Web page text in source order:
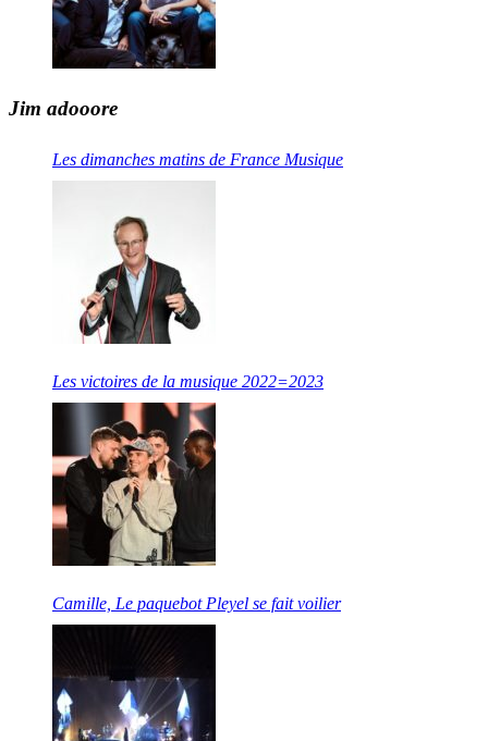
Jim adooore
Les dimanches matins de France Musique
Les victoires de la musique 2022=2023
Camille, Le paquebot Pleyel se fait voilier